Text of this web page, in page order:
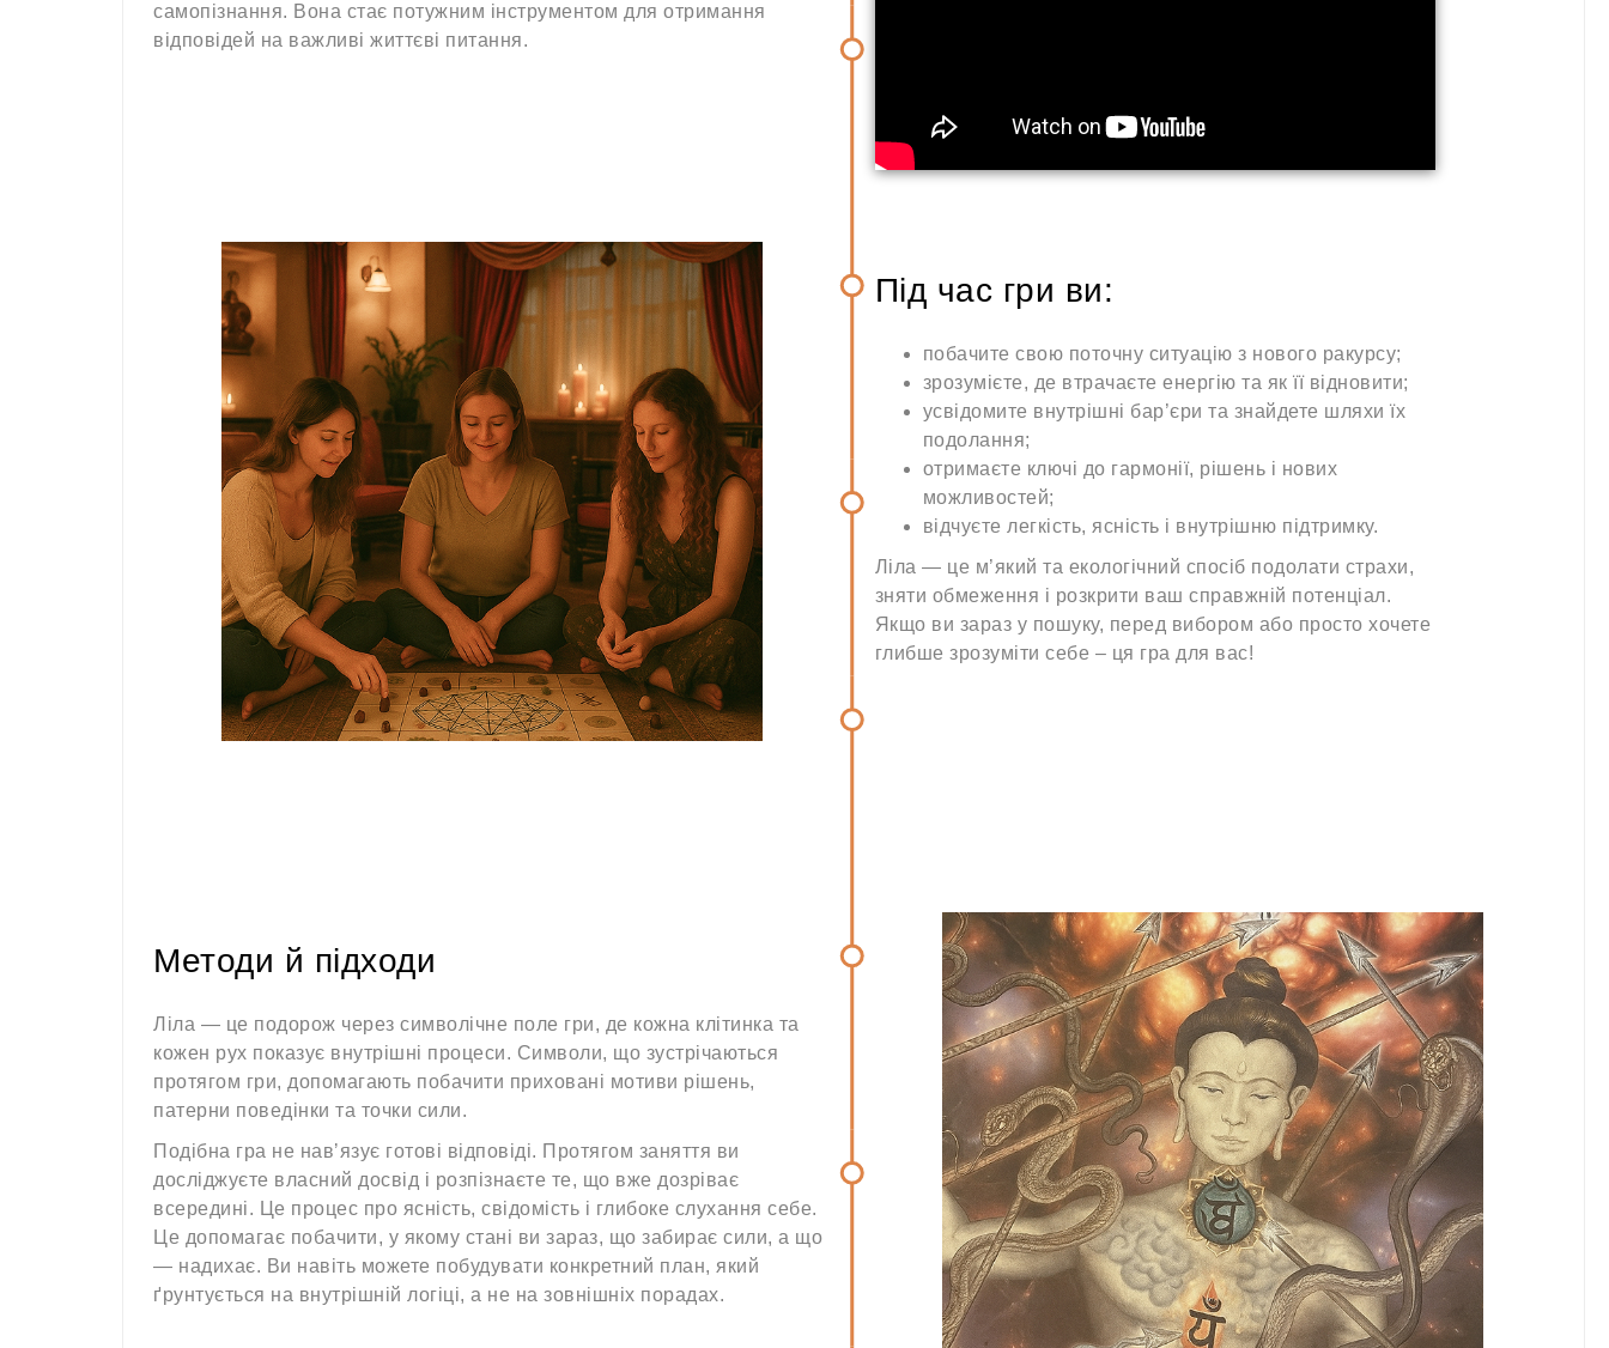
самопізнання. Вона стає потужним інструментом для отримання
відповідей на важливі життєві питання.
Під час гри ви:
побачите свою поточну ситуацію з нового ракурсу;
зрозумієте, де втрачаєте енергію та як її відновити;
усвідомите внутрішні бар’єри та знайдете шляхи їх
подолання;
отримаєте ключі до гармонії, рішень і нових
можливостей;
відчуєте легкість, ясність і внутрішню підтримку.
Ліла — це м’який та екологічний спосіб подолати страхи,
зняти обмеження і розкрити ваш справжній потенціал.
Якщо ви зараз у пошуку, перед вибором або просто хочете
глибше зрозуміти себе – ця гра для вас!
Методи й підходи
Ліла — це подорож через символічне поле гри, де кожна клітинка та
кожен рух показує внутрішні процеси. Символи, що зустрічаються
протягом гри, допомагають побачити приховані мотиви рішень,
патерни поведінки та точки сили.
Подібна гра не навʼязує готові відповіді. Протягом заняття ви
досліджуєте власний досвід і розпізнаєте те, що вже дозріває
всередині. Це процес про ясність, свідомість і глибоке слухання себе.
Це допомагає побачити, у якому стані ви зараз, що забирає сили, а що
— надихає. Ви навіть можете побудувати конкретний план, який
ґрунтується на внутрішній логіці, а не на зовнішніх порадах.